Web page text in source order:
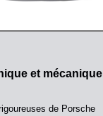
et mécanique
de Porsche